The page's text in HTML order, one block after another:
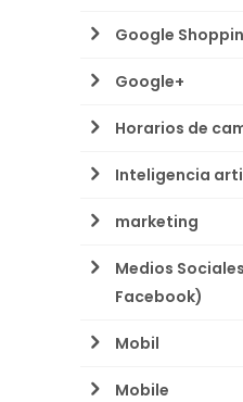
Google
Google+
Horarios de
Inteligencia
marketing
Medios
Facebook)
Mobil
Mobile